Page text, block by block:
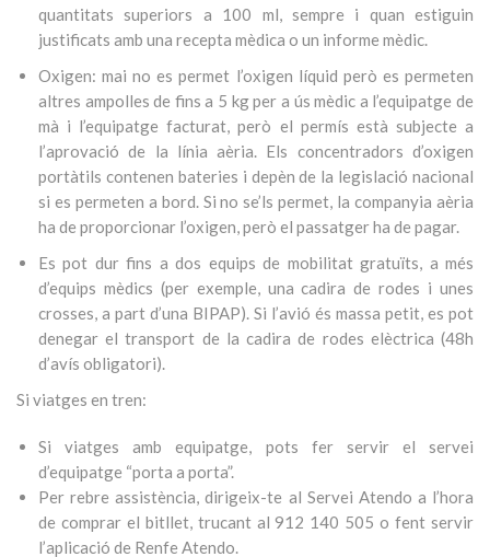
quantitats superiors a 100 ml, sempre i quan estiguin
justificats amb una recepta mèdica o un informe mèdic.
Oxigen: mai no es permet l’oxigen líquid però es permeten
altres ampolles de fins a 5 kg per a ús mèdic a l’equipatge de
mà i l’equipatge facturat, però el permís està subjecte a
l’aprovació de la línia aèria. Els concentradors d’oxigen
portàtils contenen bateries i depèn de la legislació nacional
si es permeten a bord. Si no se’ls permet, la companyia aèria
ha de proporcionar l’oxigen, però el passatger ha de pagar.
Es pot dur fins a dos equips de mobilitat gratuïts, a més
d’equips mèdics (per exemple, una cadira de rodes i unes
crosses, a part d’una BIPAP). Si l’avió és massa petit, es pot
denegar el transport de la cadira de rodes elèctrica (48h
d’avís obligatori).
Si viatges en tren:
Si viatges amb equipatge, pots fer servir el servei
d’equipatge “porta a porta”.
Per rebre assistència, dirigeix-te al Servei Atendo a l’hora
de comprar el bitllet, trucant al 912 140 505 o fent servir
l’aplicació de Renfe Atendo.